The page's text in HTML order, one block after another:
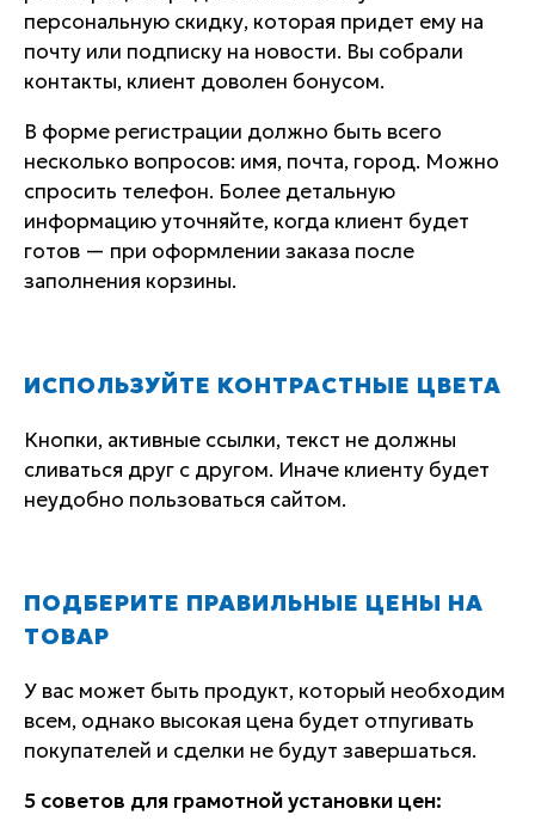
персональную скидку, которая придет ему на
почту или подписку на новости. Вы собрали
контакты, клиент доволен бонусом.
В форме регистрации должно быть всего
несколько вопросов: имя, почта, город. Можно
спросить телефон. Более детальную
информацию уточняйте, когда клиент будет
готов — при оформлении заказа после
заполнения корзины.
ИСПОЛЬЗУЙТЕ КОНТРАСТНЫЕ ЦВЕТА
Кнопки, активные ссылки, текст не должны
сливаться друг с другом. Иначе клиенту будет
неудобно пользоваться сайтом.
ПОДБЕРИТЕ ПРАВИЛЬНЫЕ ЦЕНЫ НА
ТОВАР
У вас может быть продукт, который необходим
всем, однако высокая цена будет отпугивать
покупателей и сделки не будут завершаться.
5 советов для грамотной установки цен: